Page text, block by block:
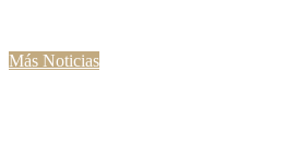
Más Noticias